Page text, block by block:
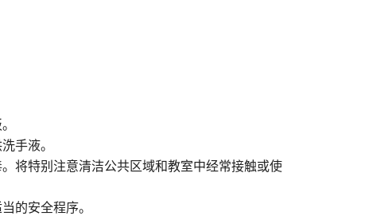
手液。
将特别注意清洁公共区域和教室中经常接触或使
的安全程序。